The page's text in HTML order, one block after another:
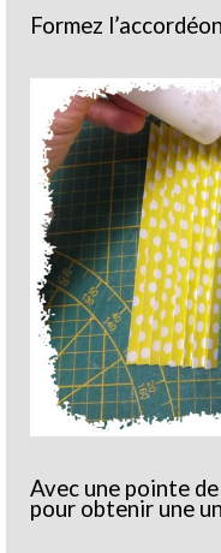
Formez
Avec une pointe
pour obtenir une